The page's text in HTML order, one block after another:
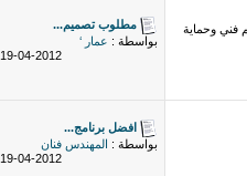
فني وحماية
مطلوب تصميم...
بواسطة : عمار ‘
19-04-2012
افضل برنامج...
بواسطة :
المهندس فنان
19-04-2012